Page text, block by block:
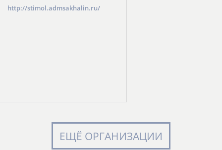
http://stimol.admsakhalin.ru/
ЕЩЁ ОРГАНИЗАЦИИ